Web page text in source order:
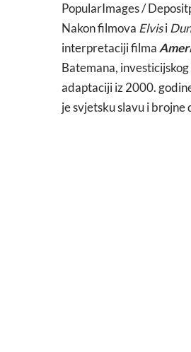
PopularImages /
Nakon filmova Elvisi
interpretaciji filma
Batemana,
adaptaciji iz 2000.
je svjetsku slavu i